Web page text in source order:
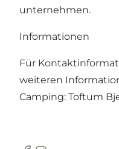
unternehmen.
Informationen
Für
weiteren
Camping: Toftum